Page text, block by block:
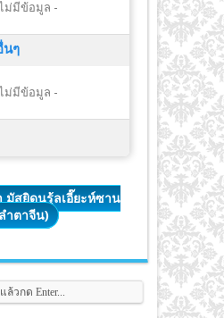
ม่มีข้อมูล -
นๆ
ม่มีข้อมูล -
มัสยิดนูรุ้ลเอี๊ยะห์ซาน
ำตาจีน)